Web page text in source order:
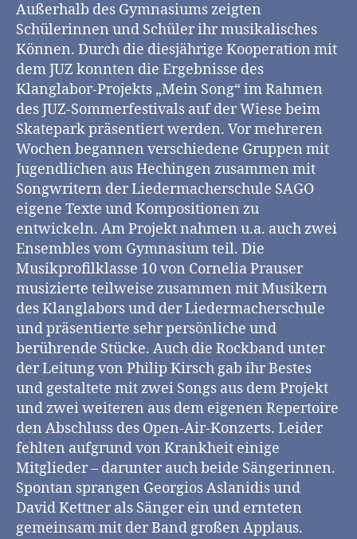
Außerhalb des Gymnasiums zeigten
Schülerinnen und Schüler ihr musikalisches
Können. Durch die diesjährige Kooperation mit
dem JUZ konnten die Ergebnisse des
Klanglabor-Projekts „Mein Song“ im Rahmen
des JUZ-Sommerfestivals auf der Wiese beim
Skatepark präsentiert werden. Vor mehreren
Wochen begannen verschiedene Gruppen mit
Jugendlichen aus Hechingen zusammen mit
Songwritern der Liedermacherschule SAGO
eigene Texte und Kompositionen zu
entwickeln. Am Projekt nahmen u.a. auch zwei
Ensembles vom Gymnasium teil. Die
Musikprofilklasse 10 von Cornelia Prauser
musizierte teilweise zusammen mit Musikern
des Klanglabors und der Liedermacherschule
und präsentierte sehr persönliche und
berührende Stücke. Auch die Rockband unter
der Leitung von Philip Kirsch gab ihr Bestes
und gestaltete mit zwei Songs aus dem Projekt
und zwei weiteren aus dem eigenen Repertoire
den Abschluss des Open-Air-Konzerts. Leider
fehlten aufgrund von Krankheit einige
Mitglieder – darunter auch beide Sängerinnen.
Spontan sprangen Georgios Aslanidis und
David Kettner als Sänger ein und ernteten
gemeinsam mit der Band großen Applaus.